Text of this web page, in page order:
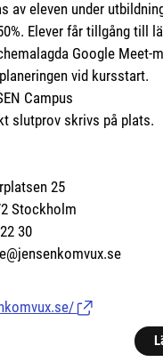
av eleven under
Elever får tillgång till
Google Meet-
vid kursstart.
Campus
slutprov skrivs på plats.
25
Stockholm
30
(Länk till